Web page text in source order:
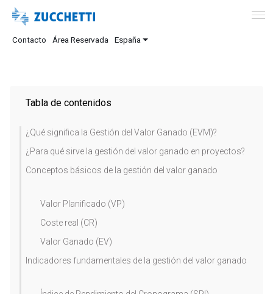
Contacto Área Reservada España
Tabla de contenidos
¿Qué significa la Gestión del Valor Ganado (EVM)?
¿Para qué sirve la gestión del valor ganado en proyectos?
Conceptos básicos de la gestión del valor ganado
Valor Planificado (VP)
Coste real (CR)
Valor Ganado (EV)
Indicadores fundamentales de la gestión del valor ganado